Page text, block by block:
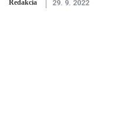
Redakcia 29. 9. 2022